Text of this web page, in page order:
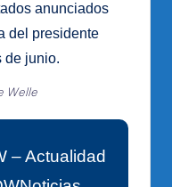
anunciados
del presidente
de junio.
Welle
– Actualidad